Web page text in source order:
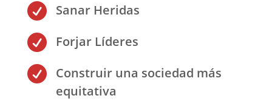
 Sanar Heridas
 Forjar Líderes
 Construir una sociedad más
equitativa